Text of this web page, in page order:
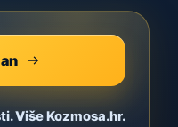
Više Kozmosa.hr.